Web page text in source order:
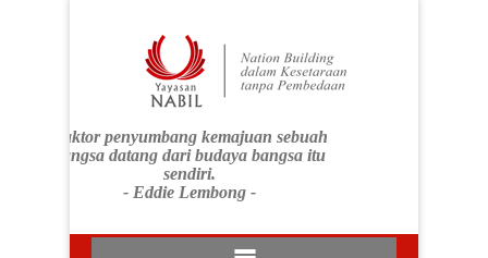
Faktor penyumbang kemajuan sebuah
bangsa datang dari budaya bangsa itu
sendiri.
- Eddie Lembong -